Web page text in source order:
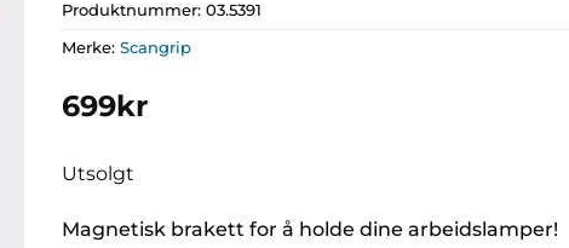
Produktnummer:03.5391
Merke:Scangrip
699kr
Utsolgt
Magnetisk brakett for å holde dine arbeidslamper!